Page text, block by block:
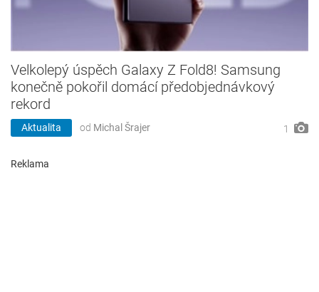
Velkolepý úspěch Galaxy Z Fold8! Samsung
konečně pokořil domácí předobjednávkový
rekord
Aktualita od Michal Šrajer 1
Reklama